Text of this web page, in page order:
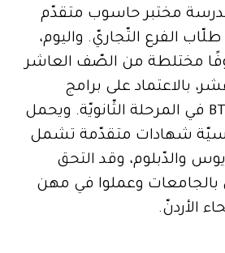
مختبر حاسوب متقدّم
الفرع التّجاريّ. واليوم،
مختلطة من الصّف العاشر
بالاعتماد على برامج
أكاديميّة وبرنامج BTEC في المرحلة الثّانويّة. ويحمل
شهادات متقدّمة تشمل
والدّبلوم، وقد التحق
بالجامعات وعملوا في مهن
الأردنّ.